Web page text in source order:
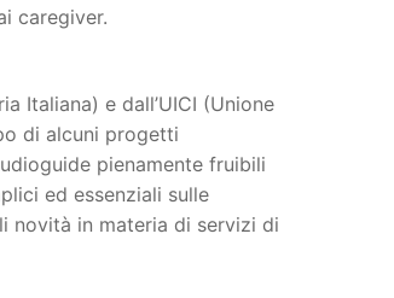
caregiver.
Italiana) e dall’UICI (Unione
di alcuni progetti
pienamente fruibili
ed essenziali sulle
novità in materia di servizi di